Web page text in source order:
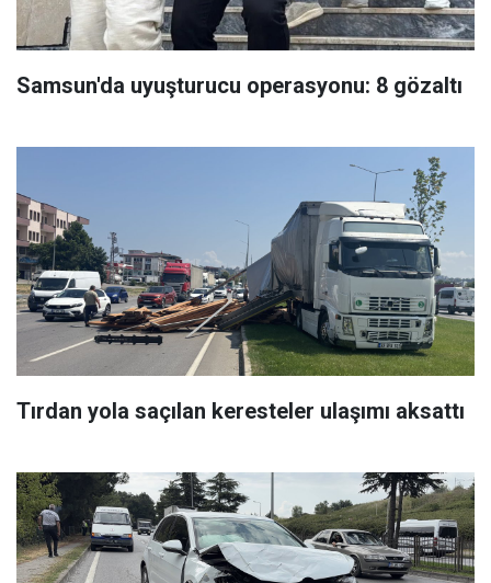
Samsun'da uyuşturucu operasyonu: 8 gözaltı
Tırdan yola saçılan keresteler ulaşımı aksattı